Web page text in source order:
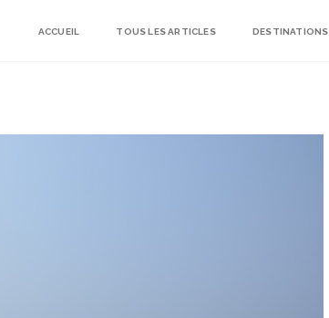
ACCUEIL TOUS LES ARTICLES DESTINATIONS